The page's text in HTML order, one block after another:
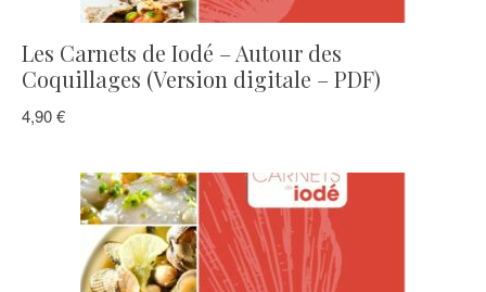
Les Carnets de Iodé – Autour des
Coquillages (Version digitale – PDF)
4,90€